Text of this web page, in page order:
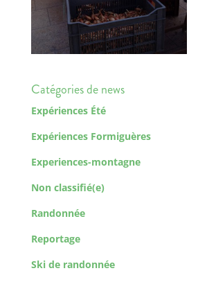
Catégories de news
Expériences Été
Expériences Formiguères
Experiences-montagne
Non classifié(e)
Randonnée
Reportage
Ski de randonnée